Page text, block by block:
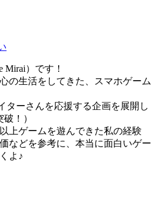
Mirai）です！
の生活をしてきた、スマホゲーム
ターさんを応援する企画を展開し
！）
上ゲームを遊んできた私の経験
などを参考に、本当に面白いゲー
よ♪